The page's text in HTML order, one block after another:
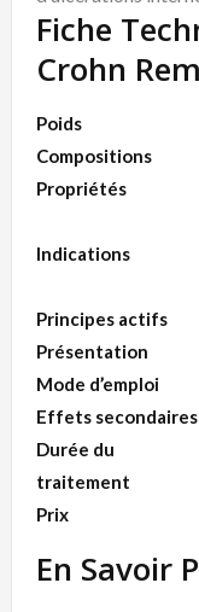
Fiche
Crohn
Poids
Compositions
Propriétés
Indications
Principes actifs
Présentation
Mode d’emploi
Effets secondaires
Durée du
traitement
Prix
En Savoir